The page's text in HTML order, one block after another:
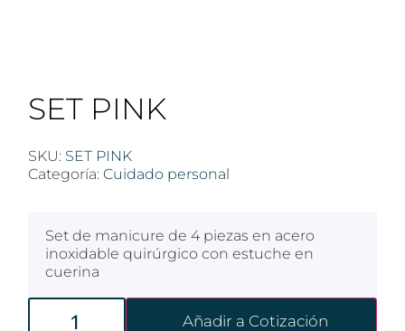
SET PINK
SKU: SET PINK
Categoría: Cuidado personal
Set de manicure de 4 piezas en acero
inoxidable quirúrgico con estuche en
cuerina
Añadir a Cotización